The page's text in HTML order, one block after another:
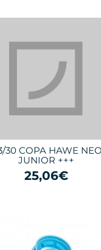
30 COPA HAWE
JUNIOR +++
25,06€